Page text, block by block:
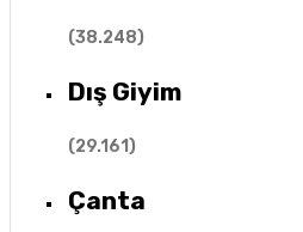
(38.248)
Dış Giyim
(29.161)
Çanta